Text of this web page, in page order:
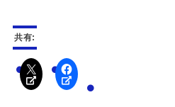
共有: